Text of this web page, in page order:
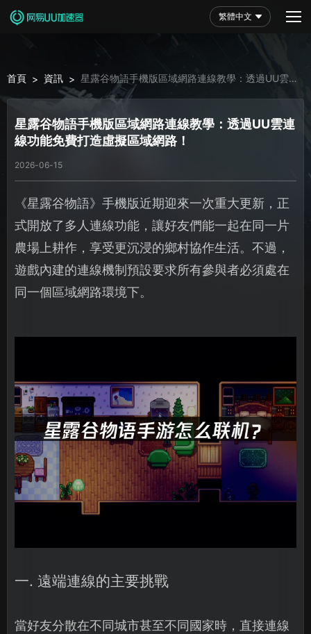
繁體中文
首頁 > 資訊 > 星露谷物語手機版區域網路連線教學：透過UU雲連
線功能免費打造虛擬區域網路！
星露谷物語手機版區域網路連線教學：透過UU雲連
線功能免費打造虛擬區域網路！
2026-06-15
《星露谷物語》手機版近期迎來一次重大更新，正
式開放了多人連線功能，讓好友們能一起在同一片
農場上耕作，享受更沉浸的鄉村協作生活。不過，
遊戲內建的連線機制預設要求所有參與者必須處在
同一個區域網路環境下。
一. 遠端連線的主要挑戰
當好友分散在不同城市甚至不同國家時，直接連線